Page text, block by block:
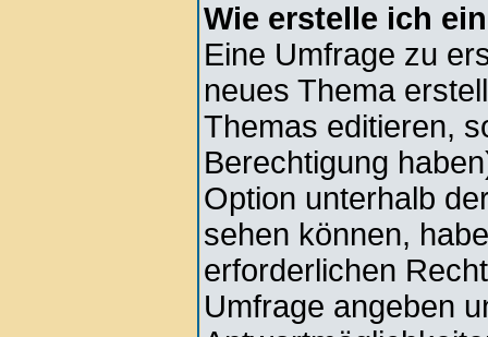
Wie erstelle ich
Eine Umfrage zu
neues Thema
Themas editieren,
Berechtigung
Option unterhalb
sehen können,
erforderlichen
Umfrage angeben